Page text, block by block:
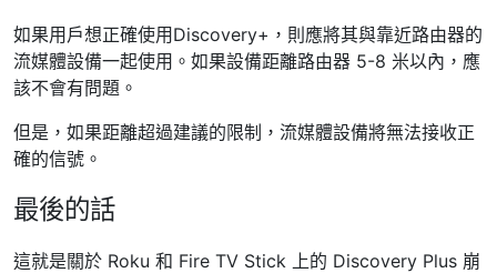
如果用戶想正確使用Discovery+，則應將其與靠近路由器的
流媒體設備一起使用。如果設備距離路由器 5-8 米以內，應
該不會有問題。
但是，如果距離超過建議的限制，流媒體設備將無法接收正
確的信號。
最後的話
這就是關於 Roku 和 Fire TV Stick 上的 Discovery Plus 崩